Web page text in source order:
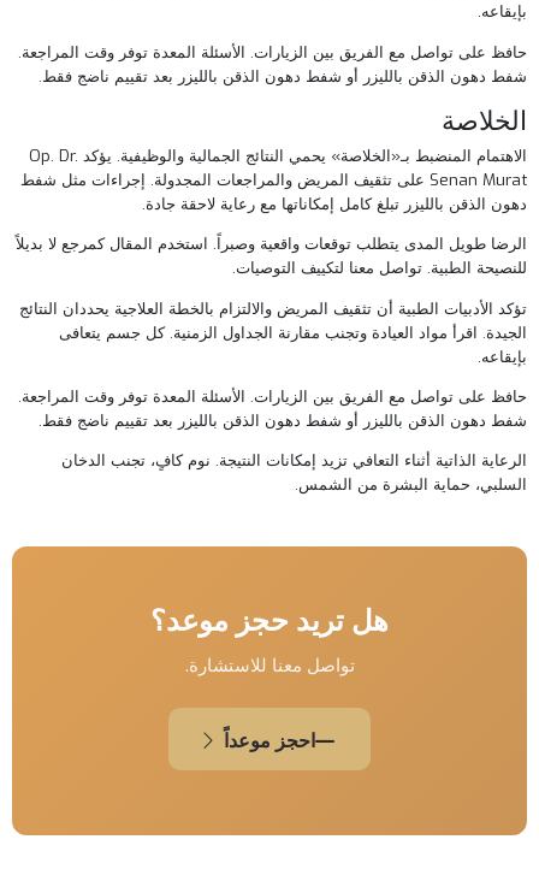
بإيقاعه.
حافظ على تواصل مع الفريق بين الزيارات. الأسئلة المعدة توفر وقت المراجعة.
شفط دهون الذقن بالليزر أو شفط دهون الذقن بالليزر بعد تقييم ناضج فقط.
الخلاصة
الاهتمام المنضبط بـ«الخلاصة» يحمي النتائج الجمالية والوظيفية. يؤكد Op. Dr.
Senan Murat على تثقيف المريض والمراجعات المجدولة. إجراءات مثل
شفط
دهون الذقن بالليزر تبلغ كامل إمكاناتها مع رعاية لاحقة جادة.
الرضا طويل المدى يتطلب توقعات واقعية وصبراً. استخدم المقال كمرجع لا بديلاً
للنصيحة الطبية.تواصل معنا لتكييف التوصيات.
تؤكد الأدبيات الطبية أن تثقيف المريض والالتزام بالخطة العلاجية يحددان النتائج
الجيدة. اقرأ مواد العيادة وتجنب مقارنة الجداول الزمنية. كل جسم يتعافى
بإيقاعه.
حافظ على تواصل مع الفريق بين الزيارات. الأسئلة المعدة توفر وقت المراجعة.
شفط دهون الذقن بالليزر أو شفط دهون الذقن بالليزر بعد تقييم ناضج فقط.
الرعاية الذاتية أثناء التعافي تزيد إمكانات النتيجة. نوم كافٍ، تجنب الدخان
السلبي، حماية البشرة من الشمس.
هل تريد حجز موعد؟
تواصل معنا للاستشارة.
احجز موعداً